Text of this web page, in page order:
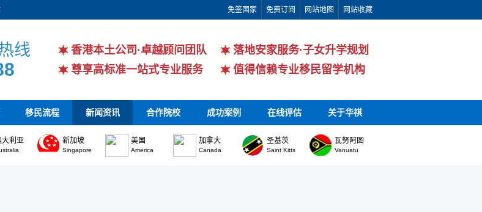
免签国家 免费订阅 网站地图 网站收藏
线 香港本土公司·卓越顾问团队
落地安家服务·子女升学规划
尊享高标准一站式专业服务
值得信赖专业移民留学机构
移民流程 新闻资讯 合作院校 成功案例 在线评估 关于华祺
大利亚 新加坡
Singapore
美国
America
加拿大
Canada
圣基茨
Saint Kitts
瓦努阿图
Vanuatu